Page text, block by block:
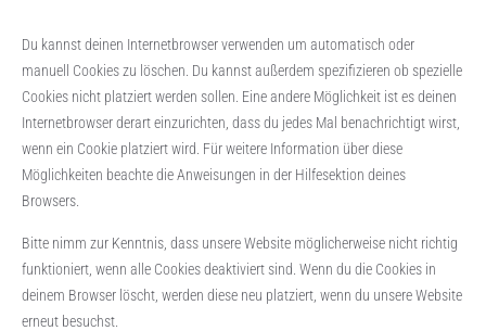
Du kannst deinen Internetbrowser verwenden um automatisch oder
manuell Cookies zu löschen. Du kannst außerdem spezifizieren ob spezielle
Cookies nicht platziert werden sollen. Eine andere Möglichkeit ist es deinen
Internetbrowser derart einzurichten, dass du jedes Mal benachrichtigt wirst,
wenn ein Cookie platziert wird. Für weitere Information über diese
Möglichkeiten beachte die Anweisungen in der Hilfesektion deines
Browsers.
Bitte nimm zur Kenntnis, dass unsere Website möglicherweise nicht richtig
funktioniert, wenn alle Cookies deaktiviert sind. Wenn du die Cookies in
deinem Browser löscht, werden diese neu platziert, wenn du unsere Website
erneut besuchst.